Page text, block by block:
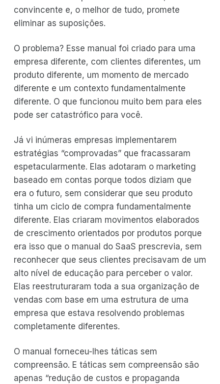
convincente e, o melhor de tudo, promete
eliminar as suposições.
O problema? Esse manual foi criado para uma
empresa diferente, com clientes diferentes, um
produto diferente, um momento de mercado
diferente e um contexto fundamentalmente
diferente. O que funcionou muito bem para eles
pode ser catastrófico para você.
Já vi inúmeras empresas implementarem
estratégias “comprovadas” que fracassaram
espetacularmente. Elas adotaram o marketing
baseado em contas porque todos diziam que
era o futuro, sem considerar que seu produto
tinha um ciclo de compra fundamentalmente
diferente. Elas criaram movimentos elaborados
de crescimento orientados por produtos porque
era isso que o manual do SaaS prescrevia, sem
reconhecer que seus clientes precisavam de um
alto nível de educação para perceber o valor.
Elas reestruturaram toda a sua organização de
vendas com base em uma estrutura de uma
empresa que estava resolvendo problemas
completamente diferentes.
O manual forneceu-lhes táticas sem
compreensão. E táticas sem compreensão são
apenas “redução de custos e propaganda